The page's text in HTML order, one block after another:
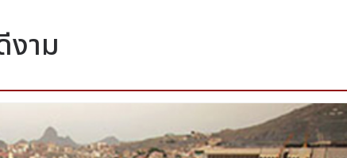
งาม